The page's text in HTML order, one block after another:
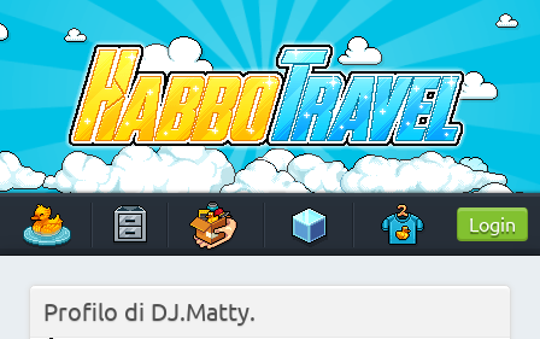
Skip
to
content
HabboTravel
Un viaggio di pixel!
Login
Profilo di DJ.Matty.